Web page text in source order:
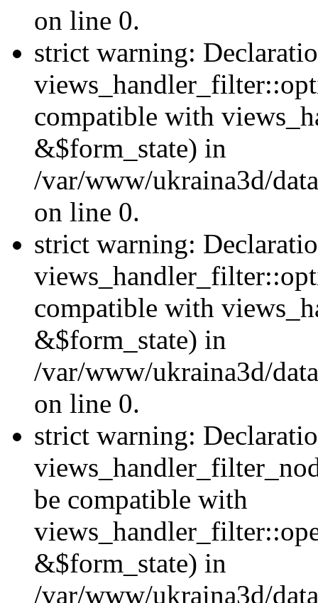
on line 0.
strict warning:
compatible with
&$form_state) in
/var/www/ukraina3d/
on line 0.
strict warning:
compatible with
&$form_state) in
/var/www/ukraina3d/
on line 0.
strict warning:
be compatible with
&$form_state) in
/var/www/ukraina3d/